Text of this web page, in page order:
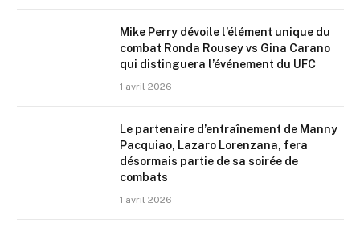
Mike Perry dévoile l’élément unique du
combat Ronda Rousey vs Gina Carano
qui distinguera l’événement du UFC
1 avril 2026
Le partenaire d’entraînement de Manny
Pacquiao, Lazaro Lorenzana, fera
désormais partie de sa soirée de
combats
1 avril 2026